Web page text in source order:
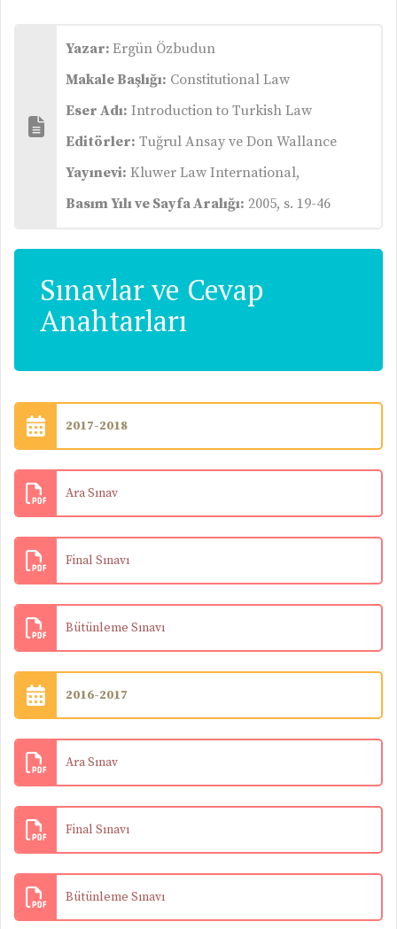
Yazar: Ergün Özbudun
Makale Başlığı: Constitutional Law
Eser Adı: Introduction to Turkish Law
Editörler: Tuğrul Ansay ve Don Wallance
Yayınevi: Kluwer Law International,
Basım Yılı ve Sayfa Aralığı: 2005, s. 19-46
Sınavlar ve Cevap
Anahtarları
2017-2018
Ara Sınav
Final Sınavı
Bütünleme Sınavı
2016-2017
Ara Sınav
Final Sınavı
Bütünleme Sınavı